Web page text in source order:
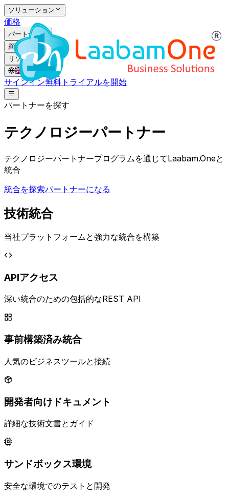
ソリューション
価格
パートナー
顧客
リソース
GB/
サインイン無料トライアルを開始
パートナーを探す
テクノロジーパートナー
テクノロジーパートナープログラムを通じてLaabam.Oneと
統合
統合を探索パートナーになる
技術統合
当社プラットフォームと強力な統合を構築
APIアクセス
深い統合のための包括的なREST API
事前構築済み統合
人気のビジネスツールと接続
開発者向けドキュメント
詳細な技術文書とガイド
サンドボックス環境
安全な環境でのテストと開発